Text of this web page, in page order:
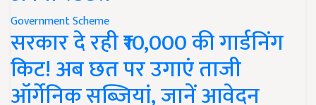
Government Scheme
सरकार दे रही ₹10,000 की गार्डनिंग
किट! अब छत पर उगाएं ताजी
ऑर्गेनिक सब्जियां, जानें आवेदन